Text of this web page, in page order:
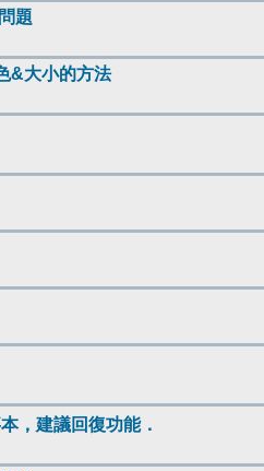
題
&大小的方法
，建議回復功能．